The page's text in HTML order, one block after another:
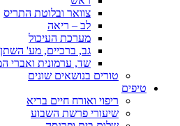
צוואר ובלוטת התריס
לב – ריאה
מערכת העיכול
גב, ברכיים, מע' השתן
שד, ערמונית ואברי
טורים בנושאים שונים
טיפים
ריפוי ואורח חיים בריא
שיעורי פרשת השבוע